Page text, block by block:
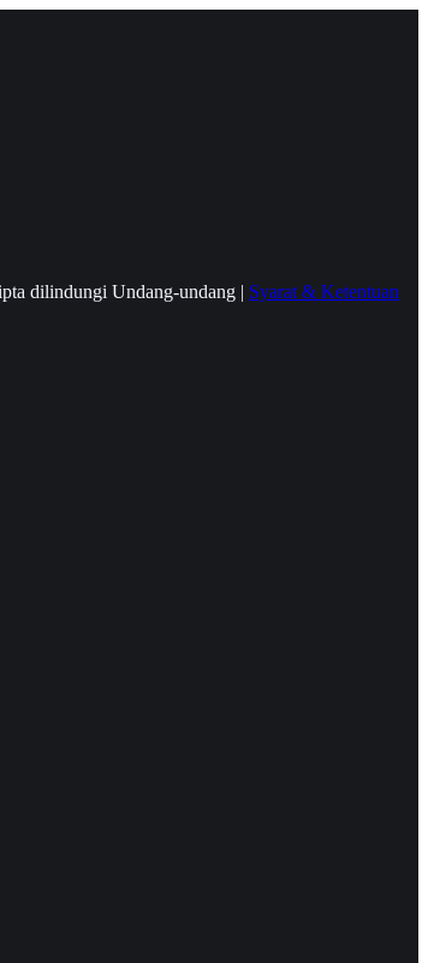
dilindungi Undang-undang | Syarat & Ketentuan